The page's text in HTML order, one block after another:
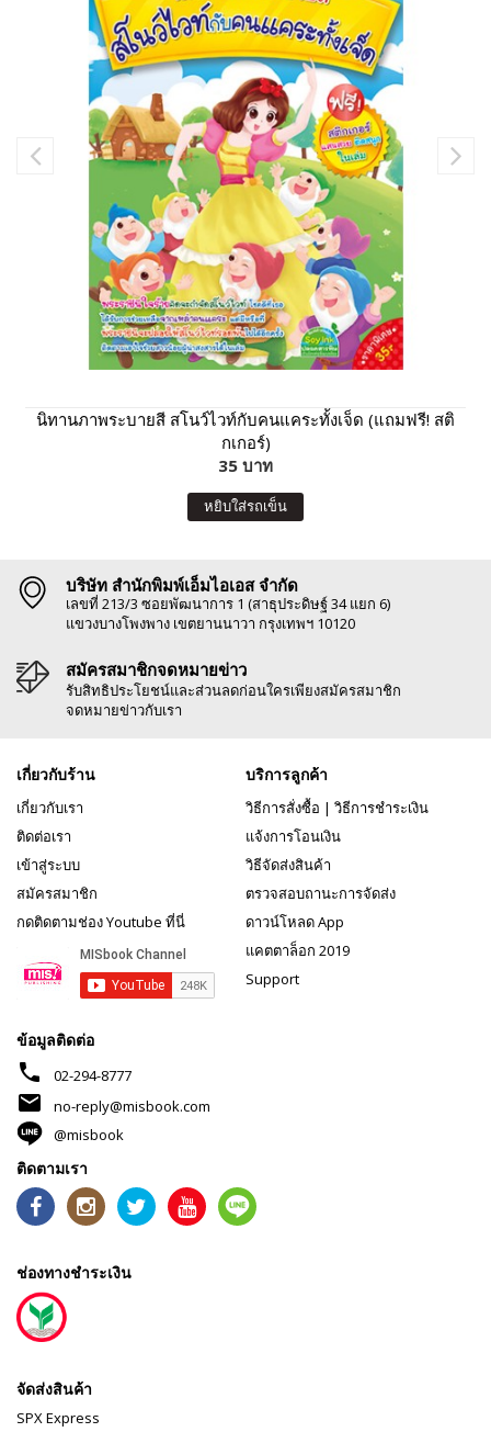
นิทานภาพระบายสี สโนว์ไวท์กับคนแคระทั้งเจ็ด (แถมฟรี! สติ
กเกอร์)
35 บาท
หยิบใส่รถเข็น
บริษัท สำนักพิมพ์เอ็มไอเอส จำกัด
เลขที่ 213/3 ซอยพัฒนาการ 1 (สาธุประดิษฐ์ 34 แยก 6)
แขวงบางโพงพาง เขตยานนาวา กรุงเทพฯ 10120
สมัครสมาชิกจดหมายข่าว
รับสิทธิประโยชน์และส่วนลดก่อนใครเพียงสมัครสมาชิก
จดหมายข่าวกับเรา
เกี่ยวกับร้าน
เกี่ยวกับเรา
ติดต่อเรา
เข้าสู่ระบบ
สมัครสมาชิก
กดติดตามช่อง Youtube ที่นี่
บริการลูกค้า
วิธีการสั่งซื้อ | วิธีการชำระเงิน
แจ้งการโอนเงิน
วิธีจัดส่งสินค้า
ตรวจสอบถานะการจัดส่ง
ดาวน์โหลด App
แคตตาล็อก 2019
Support
ข้อมูลติดต่อ
phone 02-294-8777
mail
no-reply@misbook.com
@misbook
ติดตามเรา
ช่องทางชำระเงิน
จัดส่งสินค้า
SPX Express